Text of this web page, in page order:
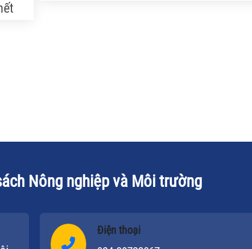
Nông nghiệp và Môi trường
Điện thoại